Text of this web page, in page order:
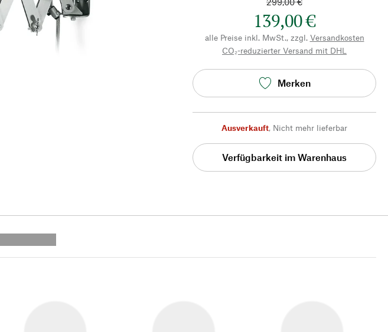
139,00 €
alle Preise inkl. MwSt., zzgl. Versandkosten
CO₂-reduzierter Versand mit DHL
Merken
Ausverkauft, Nicht mehr lieferbar
Verfügbarkeit im Warenhaus